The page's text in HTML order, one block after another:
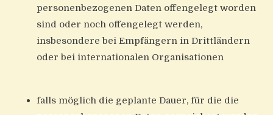
personenbezogenen Daten offengelegt worden
sind oder noch offengelegt werden,
insbesondere bei Empfängern in Drittländern
oder bei internationalen Organisationen
falls möglich die geplante Dauer, für die die